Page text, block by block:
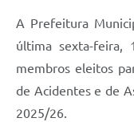
A Prefeitura
última sexta-feira,
membros eleitos
de Acidentes e de
2025/26.